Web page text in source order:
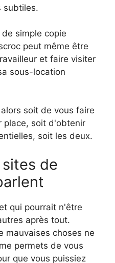
subtiles.
simple copie
peut même être
et faire visiter
sous-location
soit de vous faire
place, soit d'obtenir
soit les deux.
de
qui pourrait n'être
après tout.
mauvaises choses ne
permets de vous
que vous puissiez